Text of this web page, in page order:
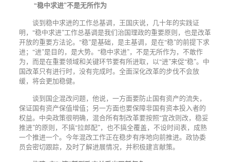
“稳中求进”不是无所作为
谈到稳中求进的工作总基调，王国庆说，几十年的实践证
明， “稳中求进”工作总基调是我们治国理政的重要原则，也是改革
开放的重要方法论。“稳”是基础，是主基调，是在“稳”的前提下求
进；“进”是目的，是大势。“稳中求进”，不是无所作为，不敢作
为，而是在重要领域和关键环节要有所进取，以“进”来促“稳”。中
国改革只有进行时，没有完成时。全面深化改革的步伐不会放
缓，将会更加稳健。
谈到国企混改问题，他说，一方面要防止国有资产的流失，
保证国有资产保值增值；另一方面也要保障非国有资本投入者的
权益。中央政策很明确，混合所有制改革要按照“宜改则改，稳妥
推进”的原则，不搞“拉郎配”，也不搞全覆盖，不设时间表，成熟
一个推进一个。今年混改工作正在稳步有序地向前推进。政协委
员会密切跟踪，及时了解进展情况，并积极建言献策。